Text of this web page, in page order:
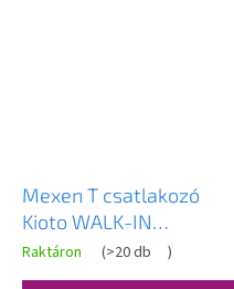
Mexen T csatlakozó
Kioto WALK-IN
zuhanyfalakhoz 8mm,
króm, 800-09-01
Raktáron (>20 db )